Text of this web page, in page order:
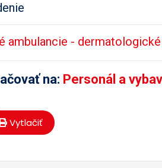
ambulancie - dermatologické
na: Personál a
Vytlačiť